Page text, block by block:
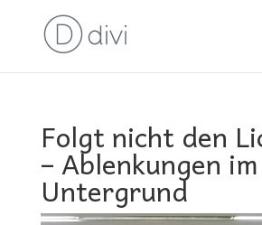
Folgt nicht den
– Ablenkungen im
Untergrund